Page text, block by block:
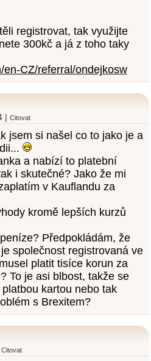
registrovat, tak využijte
300kč a já z toho taky
en-CZ/referral/ondejkosw
|Citovat
jsem si našel co to jako je a
a nabízí to platební
i skutečné? Jako že mi
v Kauflandu za
kromě lepších kurzů
Předpokládám, že
společnost registrovaná ve
platit tisíce korun za
To je asi blbost, takže se
kartou nebo tak
s Brexitem?
Citovat